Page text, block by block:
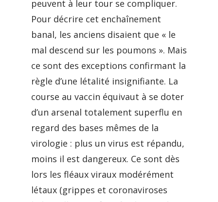
peuvent à leur tour se compliquer.
Pour décrire cet enchaînement
banal, les anciens disaient que « le
mal descend sur les poumons ». Mais
ce sont des exceptions confirmant la
règle d’une létalité insignifiante. La
course au vaccin équivaut à se doter
d’un arsenal totalement superflu en
regard des bases mêmes de la
virologie : plus un virus est répandu,
moins il est dangereux. Ce sont dès
lors les fléaux viraux modérément
létaux (grippes et coronaviroses